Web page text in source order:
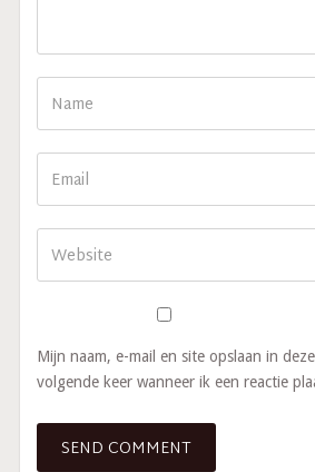
Mijn naam, e-mail en site opslaan in
volgende keer wanneer ik een reactie